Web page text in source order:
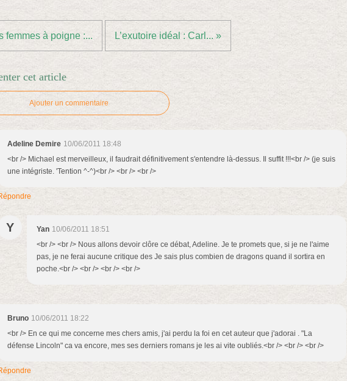
femmes à poigne :... L’exutoire idéal : Carl... »
cet article
Ajouter un commentaire
Adeline Demire 10/06/2011 18:48
<br /> Michael est merveilleux, il faudrait définitivement s'entendre là-dessus. Il suffit !!!<br /> (je suis
une intégriste. 'Tention ^-^)<br /> <br /> <br />
Y Yan 10/06/2011 18:51
<br /> <br /> Nous allons devoir clôre ce débat, Adeline. Je te promets que, si je ne l'aime
pas, je ne ferai aucune critique des Je sais plus combien de dragons quand il sortira en
poche.<br /> <br /> <br /> <br />
Bruno 10/06/2011 18:22
<br /> En ce qui me concerne mes chers amis, j'ai perdu la foi en cet auteur que j'adorai . "La
défense Lincoln" ca va encore, mes ses derniers romans je les ai vite oubliés.<br /> <br /> <br />